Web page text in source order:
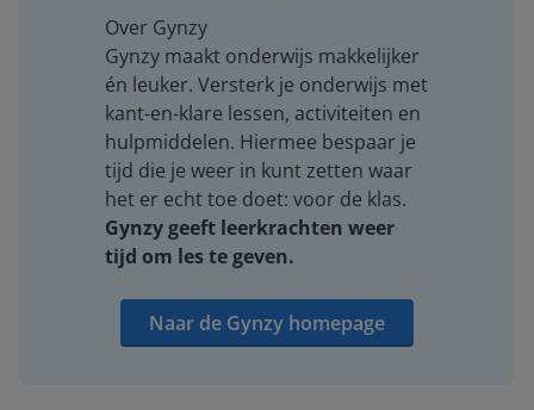
Over Gynzy
Gynzy maakt onderwijs makkelijker
én leuker. Versterk je onderwijs met
kant-en-klare lessen, activiteiten en
hulpmiddelen. Hiermee bespaar je
tijd die je weer in kunt zetten waar
het er echt toe doet: voor de klas.
Gynzy geeft leerkrachten weer
tijd om les te geven.
Naar de Gynzy homepage